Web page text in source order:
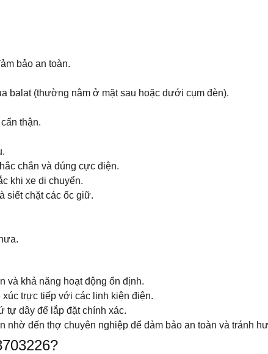
bảo an toàn.
balat (thường nằm ở mặt sau hoặc dưới cụm đèn).
thận.
chắn và đúng cực điện.
khi xe di chuyển.
siết chặt các ốc giữ.
và khả năng hoạt động ổn định.
trực tiếp với các linh kiện điện.
tự dây để lắp đặt chính xác.
nhờ đến thợ chuyên nghiệp để đảm bảo an toàn và tránh